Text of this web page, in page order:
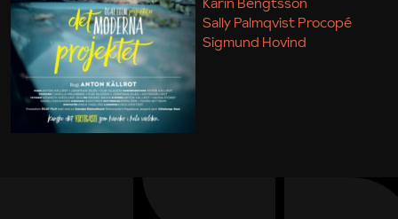
Sally Palmqvist Procopé
Sigmund Hovind